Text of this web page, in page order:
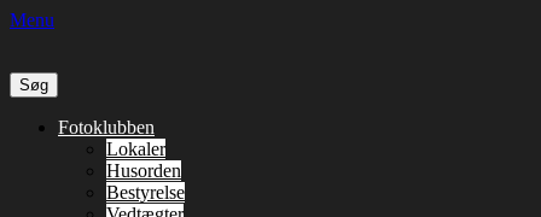
Menu
Søg
efter:
Primær
SpringFotoklubben
Lokaler
Husorden
Bestyrelse